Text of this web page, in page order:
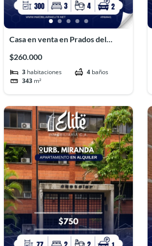
Casa en venta en Prados del
$260.000
3 habitaciones 4 baños
343 m²